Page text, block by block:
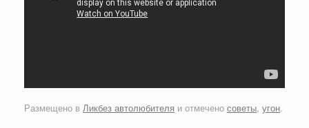
Размещено в Ликбез автолюбителя и отмечено советы, угон.